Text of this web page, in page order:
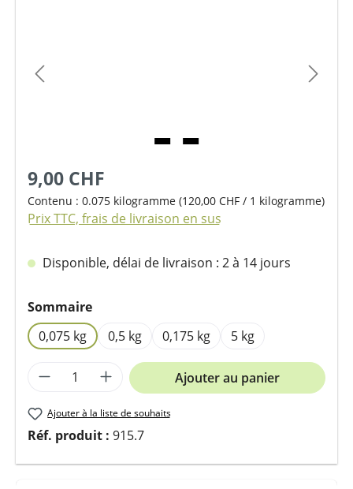
9,00 CHF
Contenu : 0.075 kilogramme (120,00 CHF / 1 kilogramme)
Prix TTC, frais de livraison en sus
Disponible, délai de livraison : 2 à 14 jours
Sélectionnez
Sommaire
0,075 kg
0,5 kg 0,175 kg 5 kg
Quantité de produit : Entrez la
Ajouter au panier
Ajouter à la liste de souhaits
Réf. produit : 915.7